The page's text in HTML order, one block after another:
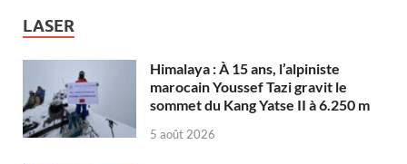
LASER
Himalaya : À 15 ans, l’alpiniste
marocain Youssef Tazi gravit le
sommet du Kang Yatse II à 6.250 m
5 août 2026